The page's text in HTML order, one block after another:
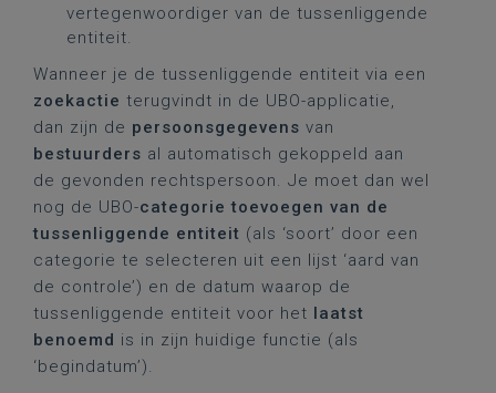
vertegenwoordiger van de tussenliggende
entiteit.
Wanneer je de tussenliggende entiteit via een
zoekactie terugvindt in de UBO-applicatie,
dan zijn de persoonsgegevens van
bestuurders al automatisch gekoppeld aan
de gevonden rechtspersoon. Je moet dan wel
nog de UBO-categorie toevoegen van de
tussenliggende entiteit (als ‘soort’ door een
categorie te selecteren uit een lijst ‘aard van
de controle’) en de datum waarop de
tussenliggende entiteit voor het laatst
benoemd is in zijn huidige functie (als
‘begindatum’).